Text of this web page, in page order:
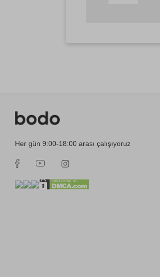
Her gün 9:00-18:00 arası çalışıyoruz